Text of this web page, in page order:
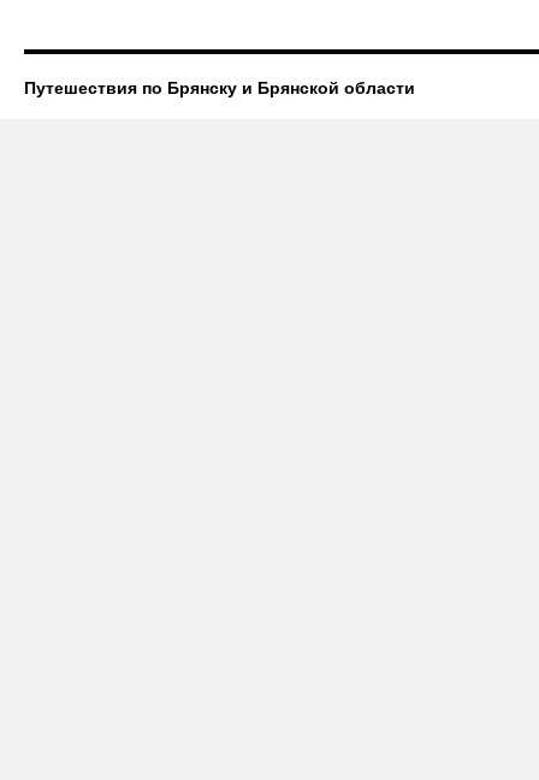
Путешествия по Брянску и Брянской области